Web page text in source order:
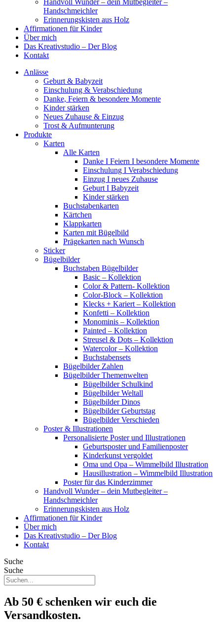
Handvoll Wunder – dein Mutbegleiter –
Handschmeichler
Erinnerungskisten aus Holz
Affirmationen für Kinder
Über mich
Das Kreativstudio – Der Blog
Kontakt
Anlässe
Geburt & Babyzeit
Einschulung & Verabschiedung
Danke, Feiern & besondere Momente
Kinder stärken
Neues Zuhause & Einzug
Trost & Aufmunterung
Produkte
Karten
Alle Karten
Danke I Feiern I besondere Momente
Einschulung I Verabschiedung
Einzug I neues Zuhause
Geburt I Babyzeit
Kinder stärken
Buchstabenkarten
Kärtchen
Klappkarten
Karten mit Bügelbild
Prägekarten nach Wunsch
Sticker
Bügelbilder
Buchstaben Bügelbilder
Basic – Kollektion
Color & Pattern- Kollektion
Color-Block – Kollektion
Klecks + Kariert – Kollektion
Konfetti – Kollektion
Monominis – Kollektion
Painted – Kollektion
Streusel & Dots – Kollektion
Watercolor – Kollektion
Buchstabensets
Bügelbilder Zahlen
Bügelbilder Themenwelten
Bügelbilder Schulkind
Bügelbilder Weltall
Bügelbilder Dinos
Bügelbilder Geburtstag
Bügelbilder Verschieden
Poster & Illustrationen
Personalisierte Poster und Illustrationen
Geburtsposter und Familienposter
Kinderkunst vergoldet
Oma und Opa – Wimmelbild Illustration
Hausillustration – Wimmelbild Illustration
Poster für das Kinderzimmer
Handvoll Wunder – dein Mutbegleiter –
Handschmeichler
Erinnerungskisten aus Holz
Affirmationen für Kinder
Über mich
Das Kreativstudio – Der Blog
Kontakt
Suche
Suche
Ab 50 € schenken wir euch die
Versandkosten.